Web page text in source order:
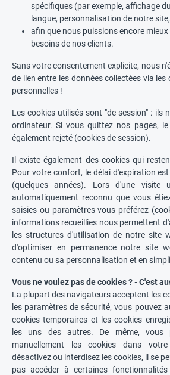
spécifiques (par exemple, affichage
langue, personnalisation de notre
afin que nous puissions encore
besoins de nos clients.
Sans votre consentement explicite, nous
de lien entre les données collectées via
personnelles !
Les cookies utilisés sont "de session" : ils
ordinateur. Si vous quittez nos pages,
également rejeté (cookies de session).
Il existe également des cookies qui
Pour votre confort, le délai d'expiration
(quelques années). Lors d'une visite
automatiquement reconnu que vous
saisies ou paramètres vous préférez
informations recueillies nous permettent
les structures d'utilisation de notre site
d'optimiser en permanence notre site
contenu ou sa personnalisation et en
Vous ne voulez pas de cookies ? - C'est
La plupart des navigateurs acceptent les
les paramètres de sécurité, vous pouvez
cookies temporaires et les cookies
les uns des autres. De même, vous
manuellement les cookies dans
désactivez ou interdisez les cookies, il se
pas accéder à certaines